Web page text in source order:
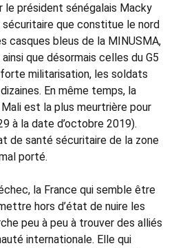
le président sénégalais Macky
sécuritaire que constitue le nord
casques bleus de la MINUSMA,
que désormais celles du G5
militarisation, les soldats
En même temps, la
est la plus meurtrière pour
à la date d’octobre 2019).
de santé sécuritaire de la zone
porté.
la France qui semble être
hors d’état de nuire les
peu à peu à trouver des alliés
internationale. Elle qui